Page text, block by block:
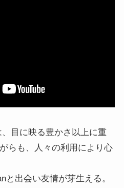
目に映る豊かさ以上に重
らも、人々の利用により心
と出会い友情が芽生える。